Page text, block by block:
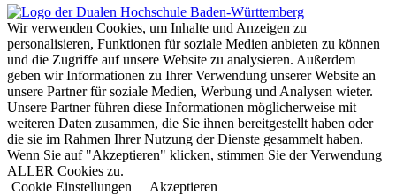
Wir verwenden Cookies, um Inhalte und Anzeigen zu
personalisieren, Funktionen für soziale Medien anbieten zu können
und die Zugriffe auf unsere Website zu analysieren. Außerdem
geben wir Informationen zu Ihrer Verwendung unserer Website an
unsere Partner für soziale Medien, Werbung und Analysen wieter.
Unsere Partner führen diese Informationen möglicherweise mit
weiteren Daten zusammen, die Sie ihnen bereitgestellt haben oder
die sie im Rahmen Ihrer Nutzung der Dienste gesammelt haben.
Wenn Sie auf "Akzeptieren" klicken, stimmen Sie der Verwendung
ALLER Cookies zu.
Cookie Einstellungen
Akzeptieren